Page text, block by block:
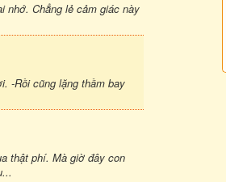
nhớ. Chẳng lẻ cảm giác này
-Rồi cũng lặng thầm bay
thật phí. Mà giờ đây con